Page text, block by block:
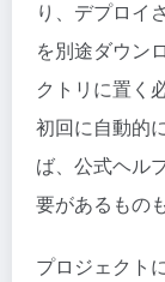
り、デプロイ
を別途ダウン
クトリに置く
初回に自動的
ば、公式ヘル
要があるもの
プロジェクト